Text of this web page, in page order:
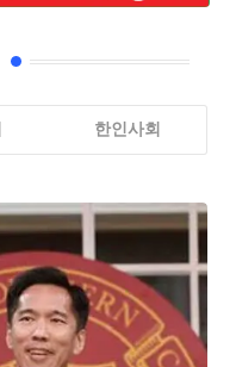
한인사회